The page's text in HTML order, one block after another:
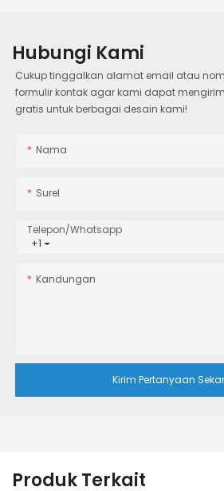
Hubungi Kami
Cukup tinggalkan alamat email atau
formulir kontak agar kami dapat
gratis untuk berbagai desain kami!
Nama
Surel
+1
Telepon/whatsapp
Kandungan
Kirim Pertanyaan
Produk Terkait